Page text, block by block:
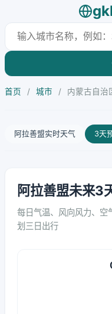
首页 / 城市 / 内蒙古自治
阿拉善盟实时天气 3天
阿拉善盟未来3
每日气温、风向风力、空
划三日出行